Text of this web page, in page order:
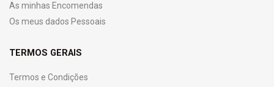
As minhas Encomendas
Os meus dados Pessoais
TERMOS GERAIS
Termos e Condições